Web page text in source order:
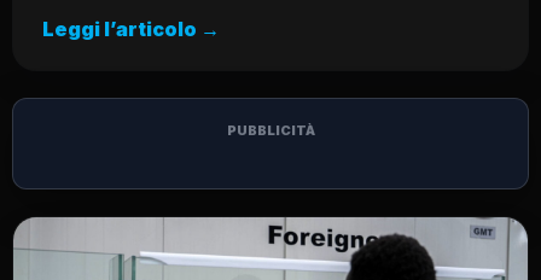
Leggi l’articolo →
PUBBLICITÀ